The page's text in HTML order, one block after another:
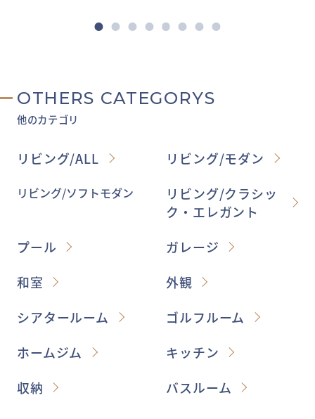
OTHERS CATEGORYS
他のカテゴリ
リビング/ALL リビング/モダン
リビング/ソフトモダン
リビング/クラシッ
ク・エレガント
プール
ガレージ
和室
外観
シアタールーム
ゴルフルーム
ホームジム
キッチン
収納
バスルーム